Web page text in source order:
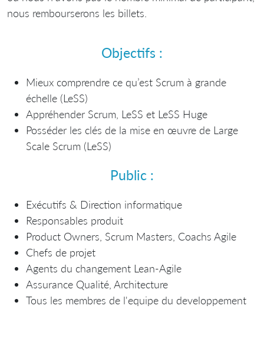
nous rembourserons les billets.
Objectifs :
Mieux comprendre ce qu’est Scrum à grande
échelle (LeSS)
Appréhender Scrum, LeSS et LeSS Huge
Posséder les clés de la mise en œuvre de Large
Scale Scrum (LeSS)
Public :
Exécutifs & Direction informatique
Responsables produit
Product Owners, Scrum Masters, Coachs Agile
Chefs de projet
Agents du changement Lean-Agile
Assurance Qualité, Architecture
Tous les membres de l'equipe du developpement